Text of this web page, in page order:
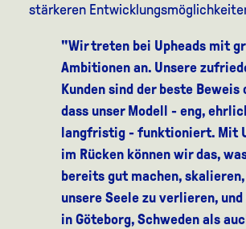
stärkeren
"Wir treten bei Upheads mit
Ambitionen an. Unsere
Kunden sind der beste Beweis
dass unser Modell - eng,
langfristig - funktioniert. Mit
im Rücken können wir das,
bereits gut machen, skalieren,
unsere Seele zu verlieren,
in Göteborg, Schweden als